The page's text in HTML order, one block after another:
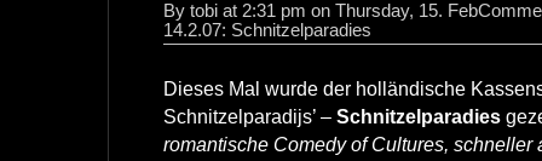
By tobi at 2:31 pm on Thursday, 15. Feb
14.2.07: Schnitzelparadies
Dieses Mal wurde der holländische
Schnitzelparadijs’ – Schnitzelparadies
romantische Comedy of Cultures, schneller